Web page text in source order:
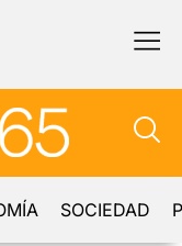
SOCIEDAD